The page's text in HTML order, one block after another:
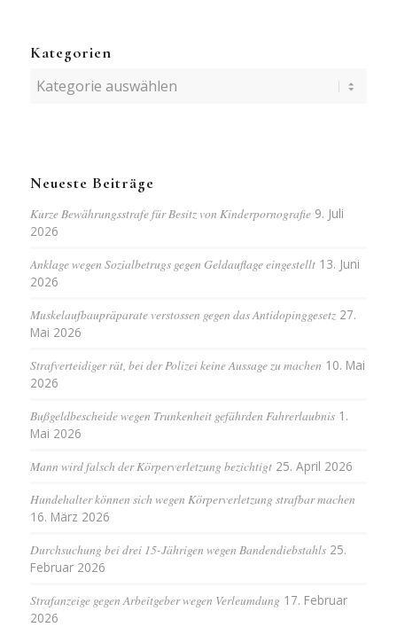
Kategorien
Kategorien
Neueste Beiträge
Kurze Bewährungsstrafe für Besitz von Kinderpornografie 9. Juli
2026
Anklage wegen Sozialbetrugs gegen Geldauflage eingestellt 13. Juni
2026
Muskelaufbaupräparate verstossen gegen das Antidopinggesetz 27.
Mai 2026
Strafverteidiger rät, bei der Polizei keine Aussage zu machen 10. Mai
2026
Bußgeldbescheide wegen Trunkenheit gefährden Fahrerlaubnis 1.
Mai 2026
Mann wird falsch der Körperverletzung bezichtigt 25. April 2026
Hundehalter können sich wegen Körperverletzung strafbar machen
16. März 2026
Durchsuchung bei drei 15-Jährigen wegen Bandendiebstahls 25.
Februar 2026
Strafanzeige gegen Arbeitgeber wegen Verleumdung 17. Februar
2026